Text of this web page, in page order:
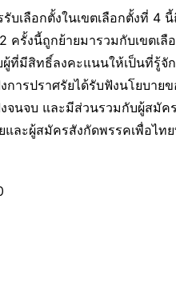
บเลือกตั้งในเขตเลือกตั้งที่ 4
รั้งนี้ถูกย้ายมารวมกับเขตเ
ที่มีสิทธิ์ลงคะแนนให้เป็นที่รู้จั
ารปราศรัยได้รับฟังนโยบาย
จนจบ และมีส่วนรวมกับผู้สมั
และผู้สมัครสังกัดพรรคเพื่อไท